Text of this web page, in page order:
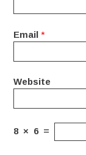
Email *
Website
8 × 6 =